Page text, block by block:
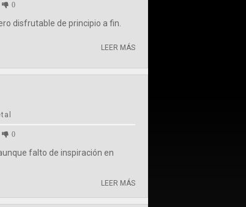
0
disfrutable de principio a fin.
LEER MÁS
0
falto de inspiración en
LEER MÁS